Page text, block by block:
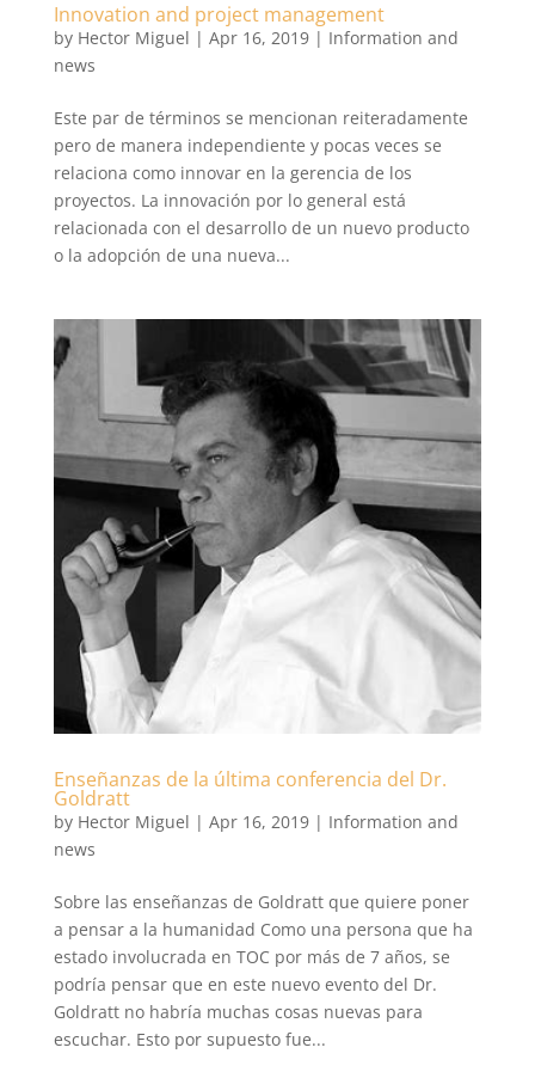
Innovation and project management
by Hector Miguel | Apr 16, 2019| Information and
news
Este par de términos se mencionan reiteradamente
pero de manera independiente y pocas veces se
relaciona como innovar en la gerencia de los
proyectos. La innovación por lo general está
relacionada con el desarrollo de un nuevo producto
o la adopción de una nueva...
Enseñanzas de la última conferencia del Dr.
Goldratt
by Hector Miguel | Apr 16, 2019| Information and
news
Sobre las enseñanzas de Goldratt que quiere poner
a pensar a la humanidad Como una persona que ha
estado involucrada en TOC por más de 7 años, se
podría pensar que en este nuevo evento del Dr.
Goldratt no habría muchas cosas nuevas para
escuchar. Esto por supuesto fue...